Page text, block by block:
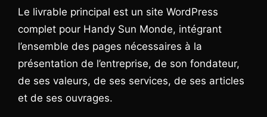
Le livrable principal est un site WordPress
complet pour Handy Sun Monde, intégrant
l’ensemble des pages nécessaires à la
présentation de l’entreprise, de son fondateur,
de ses valeurs, de ses services, de ses articles
et de ses ouvrages.